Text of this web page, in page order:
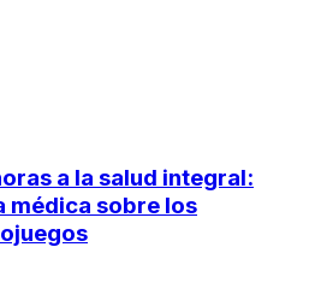
a la salud integral:
médica sobre los